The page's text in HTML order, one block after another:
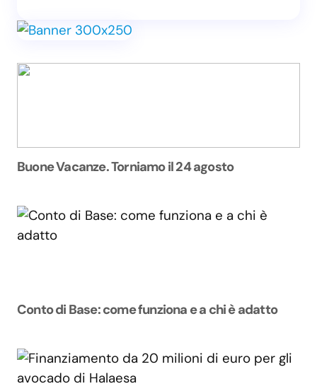
Buone Vacanze. Torniamo il 24 agosto
Conto di Base: come funziona e a chi è adatto